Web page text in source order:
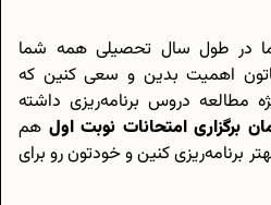
در طول سال تحصیلی همه شما
اهمیت بدین و سعی کنین که
مطالعه دروس برنامه‌ریزی داشته
برگزاری امتحانات نوبت اول هم
برنامه‌ریزی کنین و خودتون رو برای